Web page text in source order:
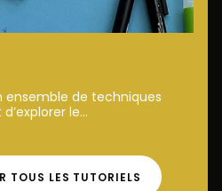
ensemble de techniques
le...
TOUS LES TUTORIELS